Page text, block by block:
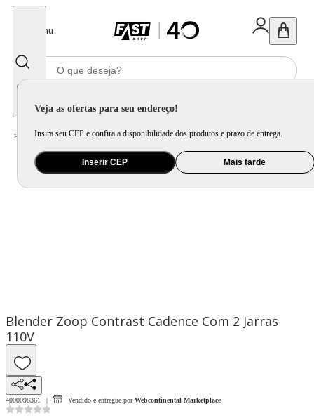
Menu
Veja as ofertas para seu endereço!
Insira seu CEP e confira a disponibilidade dos produtos e prazo de entrega.
Inserir CEP Mais tarde
Home Eletroportátil / Liquidificador
Blender Zoop Contrast Cadence Com 2 Jarras
110V
4000098361 Vendido e entregue por Webcontinental Marketplace